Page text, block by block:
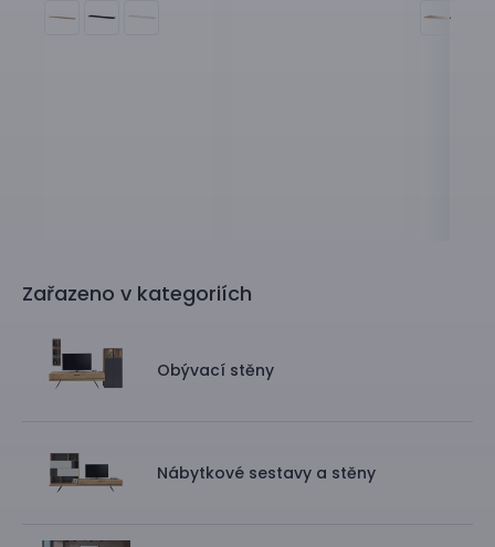
Zařazeno v kategoriích
Obývací stěny
Nábytkové sestavy a stěny